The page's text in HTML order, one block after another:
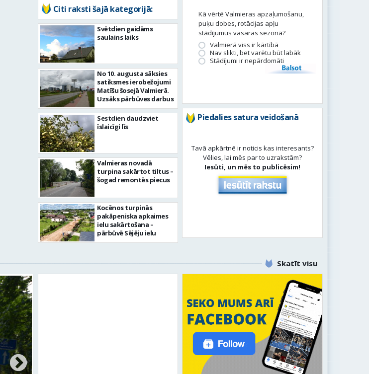
Citi raksti šajā kategorijā:
Svētdien gaidāms
saulains laiks
No 10. augusta sāksies
satiksmes ierobežojumi
Matīšu šosejā Valmierā.
Uzsāks pārbūves darbus
Sestdien daudzviet
īslaicīgi līs
Valmieras novadā
turpina sakārtot tiltus –
šogad remontēs piecus
Kocēnos turpinās
pakāpeniska apkaimes
ielu sakārtošana –
pārbūvē Sējēju ielu
Kā vērtē Valmieras apzaļumošanu,
puķu dobes, rotācijas apļu
stādījumus vasaras sezonā?
Valmierā viss ir kārtībā
Nav slikti, bet varētu būt labāk
Stādījumi ir nepārdomāti
Balsot
Piedalies satura veidošanā
Tavā apkārtnē ir noticis kas interesants?
Vēlies, lai mēs par to uzrakstām?
Iesūti, un mēs to publicēsim!
Skatīt visu